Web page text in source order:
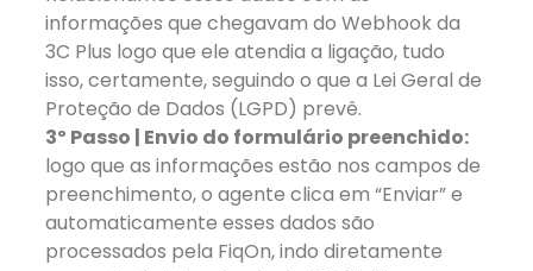
informações que chegavam do Webhook da
3C Plus logo que ele atendia a ligação, tudo
isso, certamente, seguindo o que a Lei Geral de
Proteção de Dados (LGPD) prevê.
3º Passo | Envio do formulário preenchido:
logo que as informações estão nos campos de
preenchimento, o agente clica em “Enviar” e
automaticamente esses dados são
processados pela FiqOn, indo diretamente